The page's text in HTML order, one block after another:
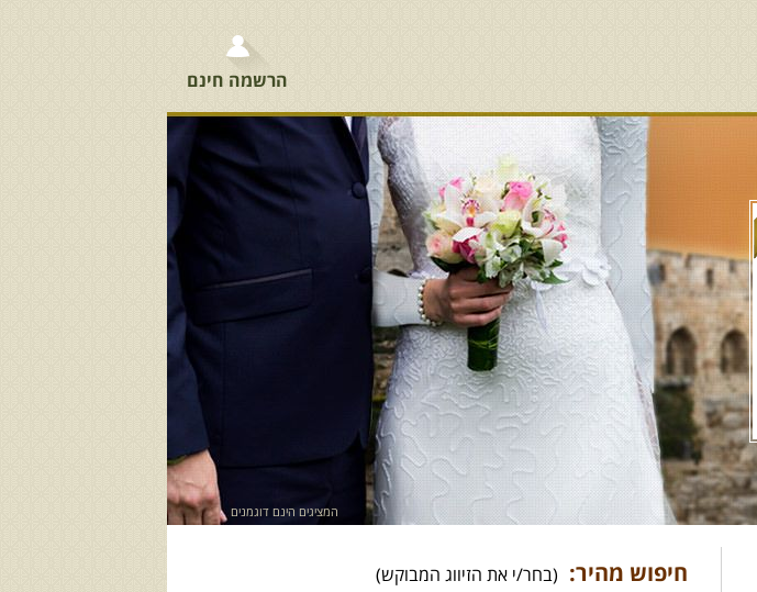
הרשמה חינם
המציגים הינם דוגמנים
חיפוש מהיר: (בחר/י את הזיווג המבוקש)